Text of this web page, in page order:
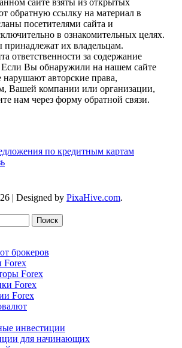
обратную ссылку на материал в
посетителями сайта и
в ознакомительных целях.
принадлежат их владельцам.
ответственности за содержание
Если Вы обнаружили на нашем сайте
авторские права,
Вашей компании или организации,
нам через форму обратной связи.
по кредитным картам
| Designed by PixaHive.com.
брокеров
Forex
Forex
Forex
Forex
инвестиции
для начинающих